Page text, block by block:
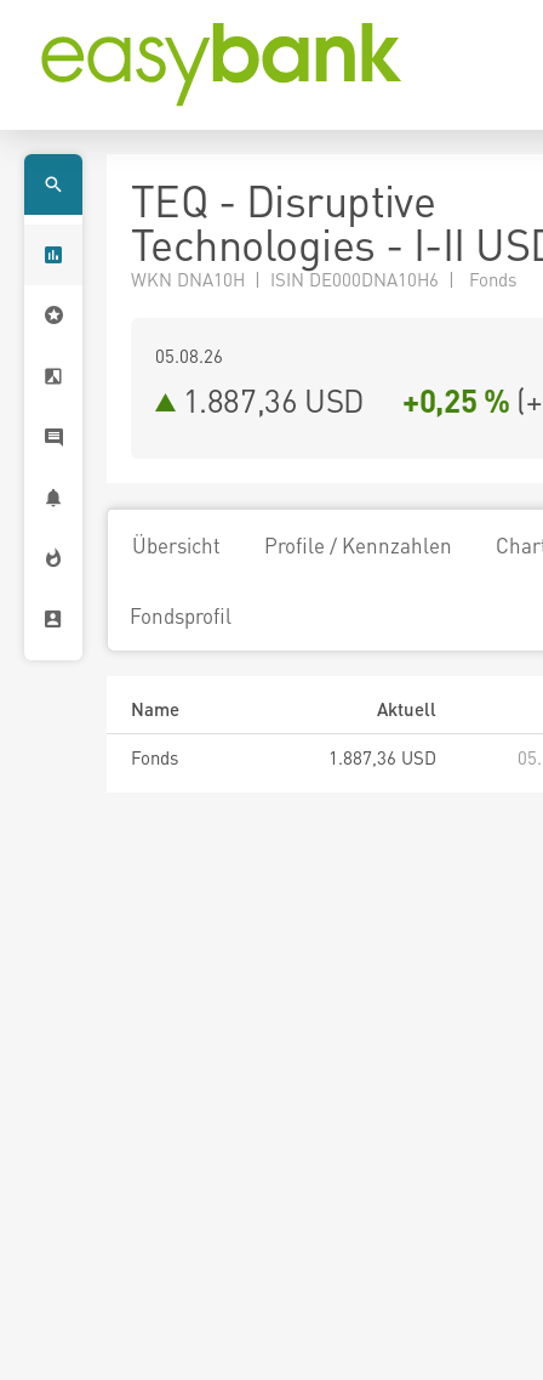
TEQ - Disruptive
Technologies - I-II
WKN DNA10H | ISIN DE000DNA10H6 | Fonds
05.08.26
1.887,36 USD +0,25 % (
Übersicht Profile / Kennzahlen
Fondsprofil
Name
Aktuell
Fonds
1.887,36 USD